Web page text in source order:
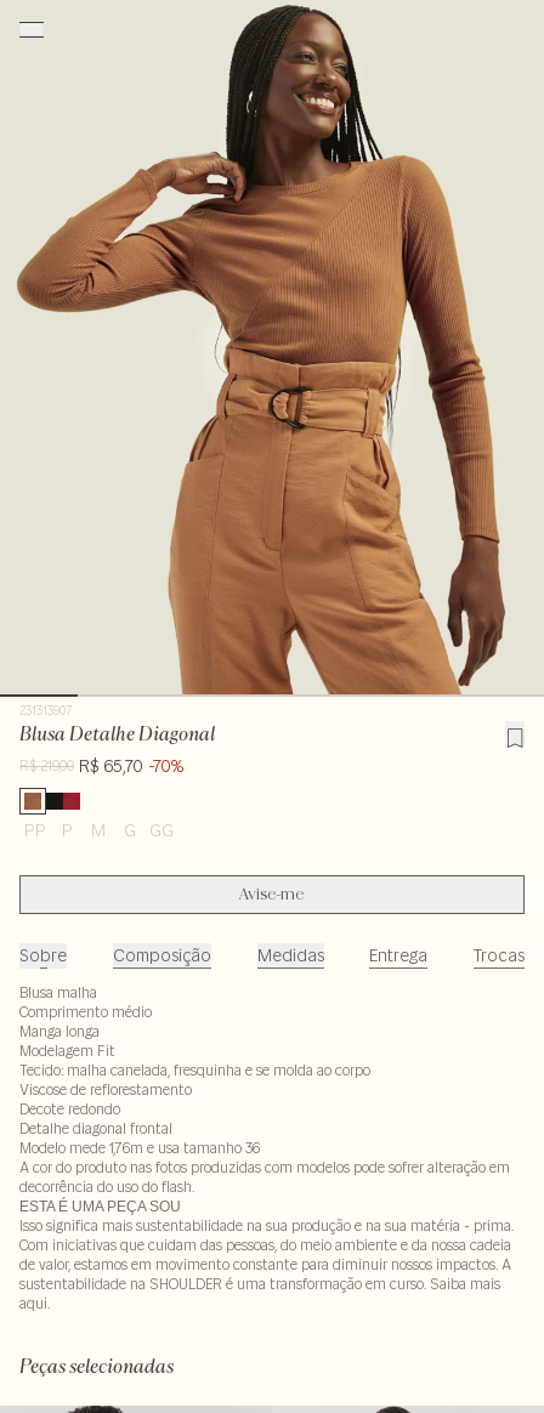
231313907
Blusa Detalhe Diagonal
R$ 219,00 R$ 65,70 -70%
PP P M G GG
Avise-me
Sobre Composição Medidas Entrega Trocas
Blusa malha
Comprimento médio
Manga longa
Modelagem Fit
Tecido: malha canelada, fresquinha e se molda ao corpo
Viscose de reflorestamento
Decote redondo
Detalhe diagonal frontal
Modelo mede 1,76m e usa tamanho 36
A cor do produto nas fotos produzidas com modelos pode sofrer alteração em
decorrência do uso do flash.
ESTA É UMA PEÇA SOU
Isso significa mais sustentabilidade na sua produção e na sua matéria - prima.
Com iniciativas que cuidam das pessoas, do meio ambiente e da nossa cadeia
de valor, estamos em movimento constante para diminuir nossos impactos. A
sustentabilidade na SHOULDER é uma transformação em curso. Saiba mais
aqui.
Peças selecionadas